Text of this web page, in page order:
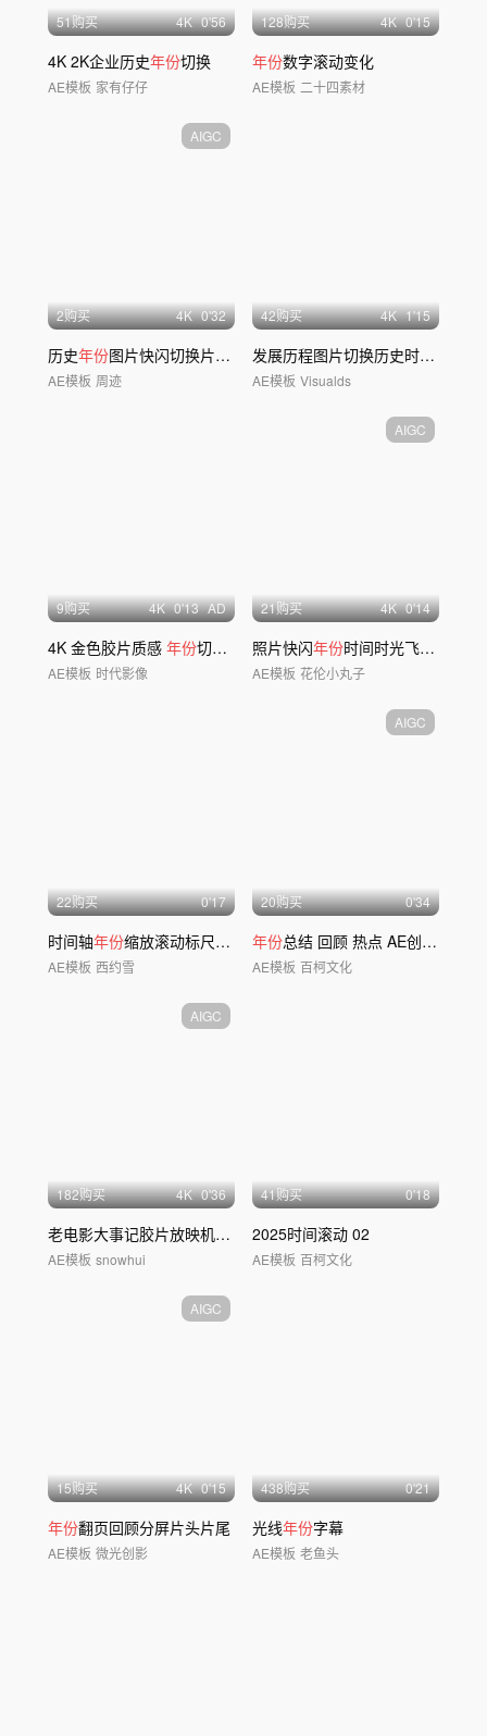
51购买 4K 0'56
4K 2K企业历史年份切换
AE模板 家有仔仔
128购买 4K 0'15
年份数字滚动变化
AE模板 二十四素材
AIGC
2购买 4K 0'32
历史年份图片快闪切换片头标题
AE模板 周迹
42购买 4K 1'15
发展历程图片切换历史时间线
AE模板 Visualds
9购买 4K 0'13 AD
4K 金色胶片质感 年份切换 时间回顾
AE模板 时代影像
AIGC
21购买 4K 0'14
照片快闪年份时间时光飞逝历史 时光穿梭
AE模板 花伦小丸子
22购买 0'17
时间轴年份缩放滚动标尺横竖版
AE模板 西约雪
AIGC
20购买 0'34
年份总结 回顾 热点 AE创意模版6
AE模板 百柯文化
AIGC
182购买 4K 0'36
老电影大事记胶片放映机电视机动画
AE模板 snowhui
41购买 0'18
2025时间滚动 02
AE模板 百柯文化
AIGC
15购买 4K 0'15
年份翻页回顾分屏片头片尾
AE模板 微光创影
438购买 0'21
光线年份字幕
AE模板 老鱼头